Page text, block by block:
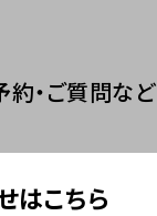
約・ご質問など
はこちら